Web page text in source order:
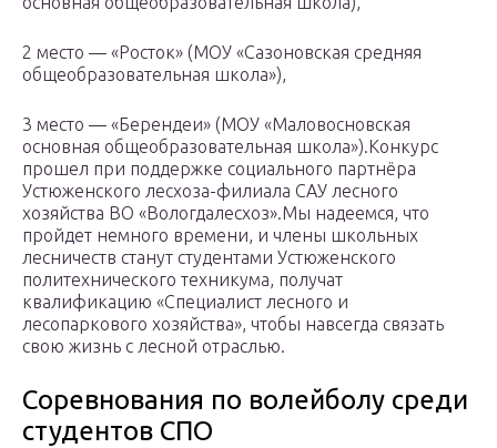
2 место — «Росток» (МОУ «Сазоновская средняя
общеобразовательная школа»),
3 место — «Берендеи» (МОУ «Маловосновская
основная общеобразовательная школа»).Конкурс
прошел при поддержке социального партнёра
Устюженского лесхоза-филиала САУ лесного
хозяйства ВО «Вологдалесхоз».Мы надеемся, что
пройдет немного времени, и члены школьных
лесничеств станут студентами Устюженского
политехнического техникума, получат
квалификацию «Специалист лесного и
лесопаркового хозяйства», чтобы навсегда связать
свою жизнь с лесной отраслью.
Соревнования по волейболу среди
студентов СПО